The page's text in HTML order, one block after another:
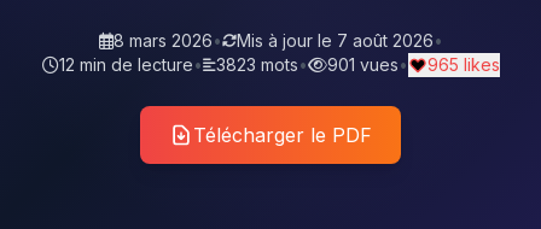
8 mars 2026• Mis à jour le 7 août 2026•
12 min de lecture• 3823 mots• 901 vues• 965 likes
Télécharger le PDF